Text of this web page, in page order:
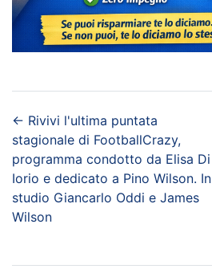
← Rivivi l'ultima puntata
stagionale di FootballCrazy,
programma condotto da Elisa Di
Iorio e dedicato a Pino Wilson. In
studio Giancarlo Oddi e James
Wilson